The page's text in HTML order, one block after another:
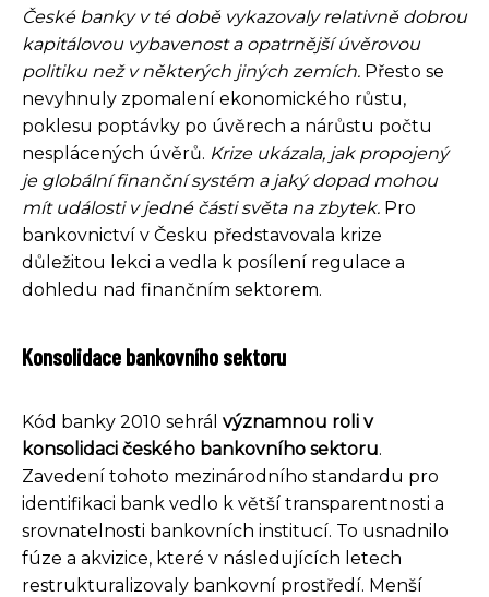
České banky v té době vykazovaly relativně dobrou
kapitálovou vybavenost a opatrnější úvěrovou
politiku než v některých jiných zemích. Přesto se
nevyhnuly zpomalení ekonomického růstu,
poklesu poptávky po úvěrech a nárůstu počtu
nesplácených úvěrů. Krize ukázala, jak propojený
je globální finanční systém a jaký dopad mohou
mít události v jedné části světa na zbytek. Pro
bankovnictví v Česku představovala krize
důležitou lekci a vedla k posílení regulace a
dohledu nad finančním sektorem.
Konsolidace bankovního sektoru
Kód banky 2010 sehrál významnou roli v
konsolidaci českého bankovního sektoru.
Zavedení tohoto mezinárodního standardu pro
identifikaci bank vedlo k větší transparentnosti a
srovnatelnosti bankovních institucí. To usnadnilo
fúze a akvizice, které v následujících letech
restrukturalizovaly bankovní prostředí. Menší